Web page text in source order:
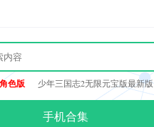
色版 少年三国志2无限元宝版最新版
手机合集